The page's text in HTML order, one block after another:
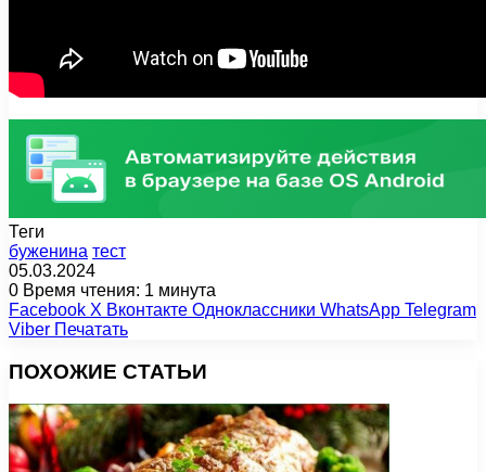
Теги
буженина тест
05.03.2024
0 Время чтения: 1 минута
Facebook X Вконтакте Одноклассники WhatsApp Telegram
Viber Печатать
ПОХОЖИЕ СТАТЬИ